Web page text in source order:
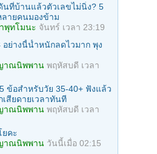
นที่บ้านแล้วตัวเลขไม่นิ่ง? 5
ลายคนมองข้าม
พุทโมนะ จันทร์ เวลา 23:19
อย่างนี้น้ำหนักลดไวมาก พุง
าณนิพพาน พฤหัสบดี เวลา
ข้อสำหรับวัย 35-40+ ฟังแล้ว
สียดายเวลาทันที
าณนิพพาน พฤหัสบดี เวลา
ยคะ
าณนิพพาน วันนี้เมื่อ 02:15